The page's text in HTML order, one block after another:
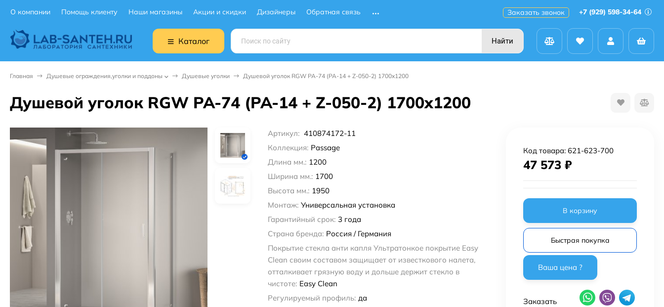
О компании Помощь клиенту Наши магазины Акции и скидки Дизайнеры Обратная связь Заказать звонок +7 (929) 598-34-64
Каталог Найти
Главная Душевые ограждения,уголки и поддоны Душевые уголки Душевой уголок RGW PA-74 (PA-14 + Z-050-2) 1700x1200
Душевой уголок RGW PA-74 (PA-14 + Z-050-2) 1700x1200
Артикул: 410874172-11
Коллекция: Passage
Длина мм.: 1200
Ширина мм.: 1700
Высота мм.: 1950
Монтаж: Универсальная установка
Гарантийный срок: 3 года
Страна бренда: Россия / Германия
Покрытие стекла анти капля Ультратонкое покрытие Easy
Clean своим составом защищает от известкового налета,
отталкивает грязную воду и дольше держит стекло в
чистоте: Easy Clean
Регулируемый профиль: да
Код товара: 621-623-700
47 573 ₽
В корзину
Быстрая покупка
Заказать